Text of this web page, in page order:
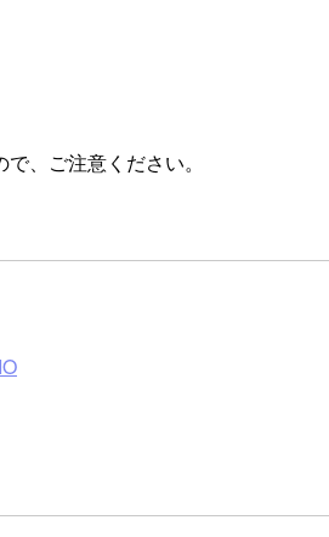
、ご注意ください。